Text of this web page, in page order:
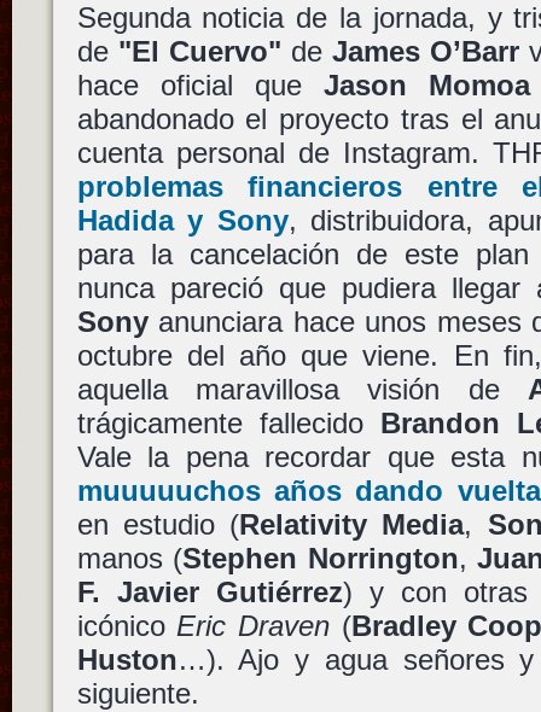
Segunda noticia de la jornada, y
de "El Cuervo" de James O’Barr
hace oficial que Jason Momoa
abandonado el proyecto tras el
cuenta personal de Instagram.
problemas financieros entre
Hadiday Sony, distribuidora,
para la cancelación de este
nunca pareció que pudiera llegar
Sonyanunciara hace unos meses
octubre del año que viene. En
aquella maravillosa visión de
trágicamente fallecido Brandon
Vale la pena recordar que esta
muuuuuchos años dando
en estudio (Relativity Media,
manos (Stephen Norrington,
F. Javier Gutiérrez) y con otras
icónico Eric Draven(Bradley
Huston…). Ajo y agua señores
siguiente.